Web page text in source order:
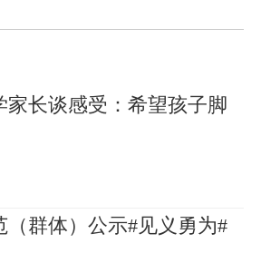
长谈感受：希望孩子脚
群体）公示#见义勇为#